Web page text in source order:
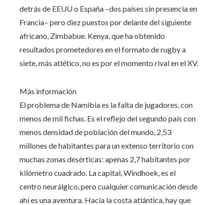
detrás de EEUU o España –dos países sin presencia en
Francia– pero diez puestos por delante del siguiente
africano, Zimbabue. Kenya, que ha obtenido
resultados prometedores en el formato de rugby a
siete, más atlético, no es por el momento rival en el XV.
Más información
El problema de Namibia es la falta de jugadores, con
menos de mil fichas. Es el reflejo del segundo país con
menos densidad de población del mundo, 2,53
millones de habitantes para un extenso territorio con
muchas zonas desérticas: apenas 2,7 habitantes por
kilómetro cuadrado. La capital, Windhoek, es el
centro neurálgico, pero cualquier comunicación desde
ahí es una aventura. Hacia la costa atlántica, hay que